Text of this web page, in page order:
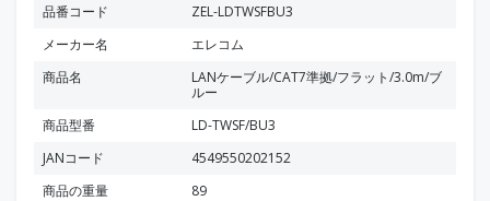
品番コード
ZEL-LDTWSFBU3
メーカー名
エレコム
商品名
LANケーブル/CAT7準拠/フラット/3.0m/ブ
ルー
商品型番
LD-TWSF/BU3
JANコード
4549550202152
商品の重量
89